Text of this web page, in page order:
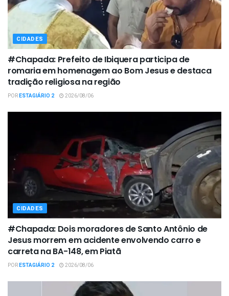
CIDADES
#Chapada: Prefeito de Ibiquera participa de
romaria em homenagem ao Bom Jesus e destaca
tradição religiosa na região
PORESTAGIÁRIO 2 2026/08/06
CIDADES
#Chapada: Dois moradores de Santo Antônio de
Jesus morrem em acidente envolvendo carro e
carreta na BA-148, em Piatã
PORESTAGIÁRIO 2 2026/08/06